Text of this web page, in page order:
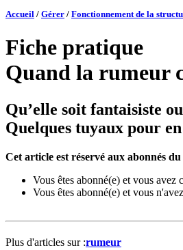
Accueil / Gérer / Fonctionnement de la
Fiche pratique
Quand la rumeur
Qu’elle soit fantaisiste
Quelques tuyaux pour
Cet article est réservé aux abonnés
Vous êtes abonné(e) et vous avez
Vous êtes abonné(e) et vous
Plus d'articles sur :rumeur